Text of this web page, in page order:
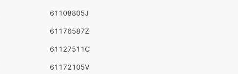
61108805J
61176587Z
61127511C
61172105V